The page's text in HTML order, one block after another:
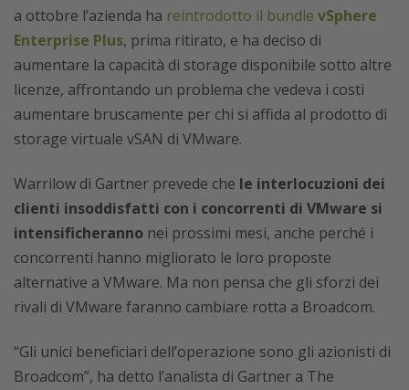
a ottobre l’azienda ha reintrodotto il bundle vSphere
Enterprise Plus, prima ritirato, e ha deciso di
aumentare la capacità di storage disponibile sotto altre
licenze, affrontando un problema che vedeva i costi
aumentare bruscamente per chi si affida al prodotto di
storage virtuale vSAN di VMware.
Warrilow di Gartner prevede che le interlocuzioni dei
clienti insoddisfatti con i concorrenti di VMware si
intensificheranno nei prossimi mesi, anche perché i
concorrenti hanno migliorato le loro proposte
alternative a VMware. Ma non pensa che gli sforzi dei
rivali di VMware faranno cambiare rotta a Broadcom.
“Gli unici beneficiari dell’operazione sono gli azionisti di
Broadcom”, ha detto l’analista di Gartner a The